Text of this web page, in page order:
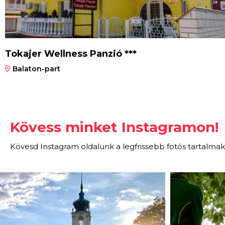
Tokajer Wellness Panzió ***
Balaton-part
Kövess minket Instagramon!
Kövesd Instagram oldalunk a legfrissebb fotós